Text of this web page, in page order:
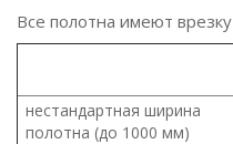
Все полотна имеют
нестандартная ширина
полотна (до 1000 мм)